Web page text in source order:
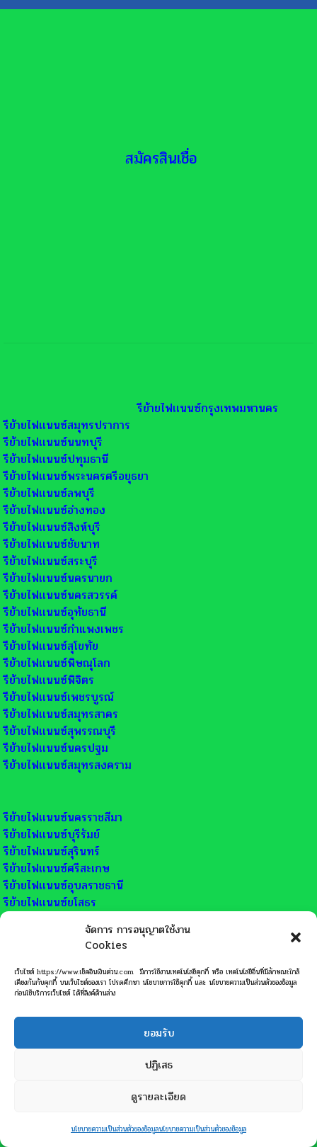
จัดการ การอนุญาตใช้งาน
Cookies
เว็บไซต์ https://www.เช็คอินเงินด่วน.com มีการใช้งานเทคโนโลยีคุกกี้ หรือ เทคโนโลยีอื่นที่มีลักษณะใกล้
เคียงกันกับคุกกี้ บนเว็บไซต์ของเรา โปรดศึกษา นโยบายการใช้คุกกี้ และ นโยบายความเป็นส่วนตัวของข้อมูล
ก่อนใช้บริการเว็บไซต์ ได้ที่ลิงค์ด้านล่าง
ยอมรับ
ปฏิเสธ
ดูรายละเอียด
นโยบายความเป็นส่วนตัวของข้อมูลนโยบายความเป็นส่วนตัวของข้อมูล
สมัครสินเชื่อ
รีย้ายไฟเเนนซ์กรุงเทพมหานคร
รีย้ายไฟเเนนซ์สมุทรปราการ
รีย้ายไฟเเนนซ์นนทบุรี
รีย้ายไฟเเนนซ์ปทุมธานี
รีย้ายไฟเเนนซ์พระนครศรีอยุธยา
รีย้ายไฟเเนนซ์ลพบุรี
รีย้ายไฟเเนนซ์อ่างทอง
รีย้ายไฟเเนนซ์สิงห์บุรี
รีย้ายไฟเเนนซ์ชัยนาท
รีย้ายไฟเเนนซ์สระบุรี
รีย้ายไฟเเนนซ์นครนายก
รีย้ายไฟเเนนซ์นครสวรรค์
รีย้ายไฟเเนนซ์อุทัยธานี
รีย้ายไฟเเนนซ์กำแพงเพชร
รีย้ายไฟเเนนซ์สุโขทัย
รีย้ายไฟเเนนซ์พิษณุโลก
รีย้ายไฟเเนนซ์พิจิตร
รีย้ายไฟเเนนซ์เพชรบูรณ์
รีย้ายไฟเเนนซ์สมุทรสาคร
รีย้ายไฟเเนนซ์สุพรรณบุรี
รีย้ายไฟเเนนซ์นครปฐม
รีย้ายไฟเเนนซ์สมุทรสงคราม
รีย้ายไฟเเนนซ์นครราชสีมา
รีย้ายไฟเเนนซ์บุรีรัมย์
รีย้ายไฟเเนนซ์สุรินทร์
รีย้ายไฟเเนนซ์ศรีสะเกษ
รีย้ายไฟเเนนซ์อุบลราชธานี
รีย้ายไฟเเนนซ์ยโสธร
รีย้ายไฟเเนนซ์อำนาจเจริญ
รีย้ายไฟเเนนซ์บึงกาฬ
รีย้ายไฟเเนนซ์หนองบัวลำภู
รีย้ายไฟเเนนซ์ขอนแก่น
รีย้ายไฟเเนนซ์เลย
รีย้ายไฟเเนนซ์นครพนม